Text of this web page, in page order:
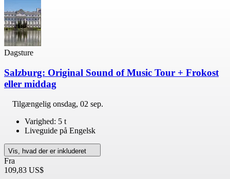
Dagsture
Salzburg: Original Sound of Music Tour + Frokost
eller middag
Tilgængelig onsdag, 02 sep.
Varighed: 5 t
Liveguide på Engelsk
Vis, hvad der er inkluderet
Fra
109,83 US$